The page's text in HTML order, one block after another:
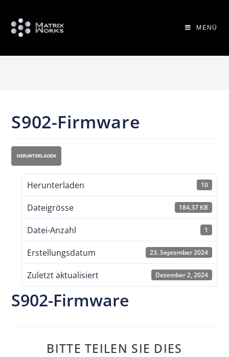
MENÜ
S902-Firmware
HERUNTERLADEN
Herunterladen 10
Dateigrösse 184,37 KB
Datei-Anzahl 1
Erstellungsdatum 23. September 2024
Zuletzt aktualisiert Dezember 2, 2024
S902-Firmware
BITTE TEILEN SIE DIES